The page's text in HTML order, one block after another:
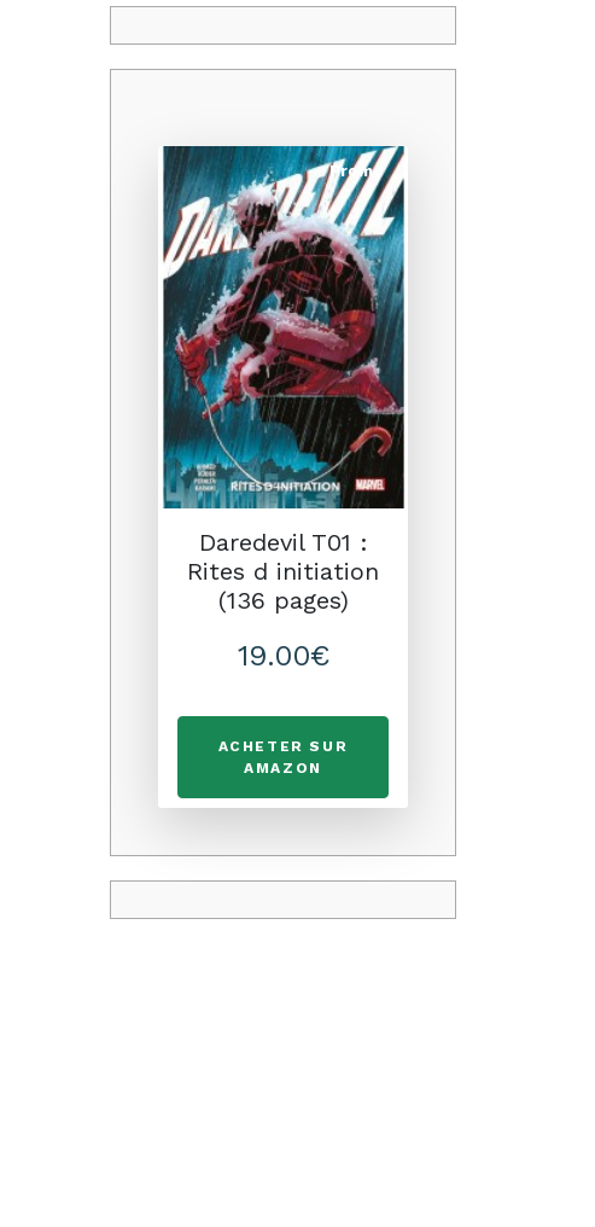
Promo
Daredevil T01 :
Rites d initiation
(136 pages)
19.00€
ACHETER SUR
AMAZON